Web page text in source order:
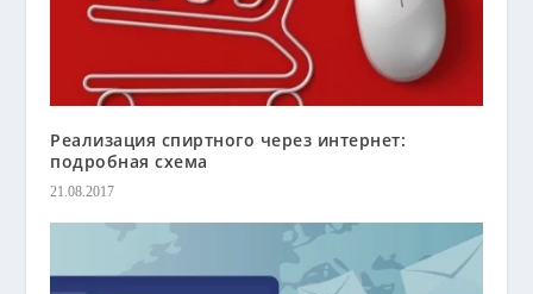
Реализация спиртного через интернет:
подробная схема
21.08.2017